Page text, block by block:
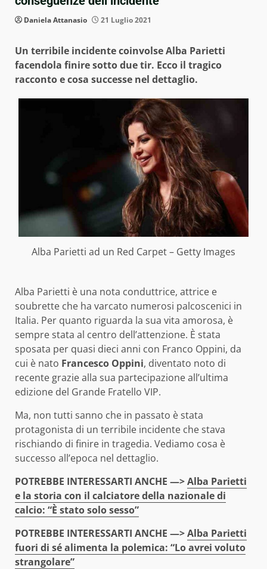
Daniela Attanasio 21 Luglio 2021
Un terribile incidente coinvolse Alba Parietti
facendola finire sotto due tir. Ecco il tragico
racconto e cosa successe nel dettaglio.
Alba Parietti ad un Red Carpet – Getty Images
Alba Parietti è una nota conduttrice, attrice e
soubrette che ha varcato numerosi palcoscenici in
Italia. Per quanto riguarda la sua vita amorosa, è
sempre stata al centro dell’attenzione. È stata
sposata per quasi dieci anni con Franco Oppini, da
cui è nato Francesco Oppini, diventato noto di
recente grazie alla sua partecipazione all’ultima
edizione del Grande Fratello VIP.
Ma, non tutti sanno che in passato è stata
protagonista di un terribile incidente che stava
rischiando di finire in tragedia. Vediamo cosa è
successo all’epoca nel dettaglio.
POTREBBE INTERESSARTI ANCHE —>Alba Parietti
e la storia con il calciatore della nazionale di
calcio: “È stato solo sesso”
POTREBBE INTERESSARTI ANCHE —>Alba Parietti
fuori di sé alimenta la polemica: “Lo avrei voluto
strangolare”